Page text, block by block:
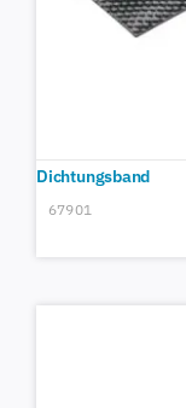
Dichtungsband
67901